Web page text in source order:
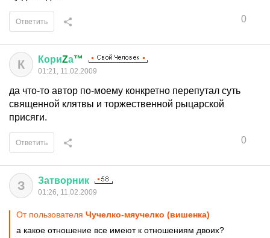
0
Ответить
К КориZа™
01:21, 11.02.2009
да что-то автор по-моему конкретно перепутал суть
священной клятвы и торжественной рыцарской
присяги.
0
Ответить
З Затворник
01:26, 11.02.2009
От пользователя Чучелко-мяучелко (вишенка)
а какое отношение все имеют к отношениям двоих?